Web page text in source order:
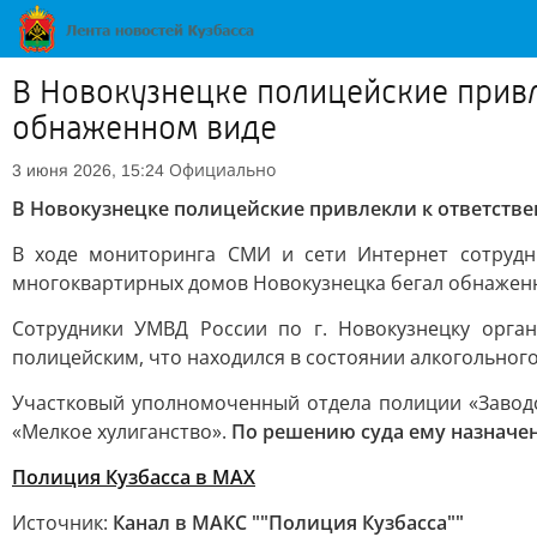
В Новокузнецке полицейские
обнаженном виде
3 июня 2026, 15:24 Официально
В Новокузнецке полицейские привлекли к
В ходе мониторинга СМИ и сети Интернет
многоквартирных домов Новокузнецка бегал
Сотрудники УМВД России по г. Новокузнецку
полицейским, что находился в состоянии
Участковый уполномоченный отдела полиции
«Мелкое хулиганство». По решению суда ему
Полиция Кузбасса в МАХ
Источник: Канал в МАКС ""Полиция Кузбасса""